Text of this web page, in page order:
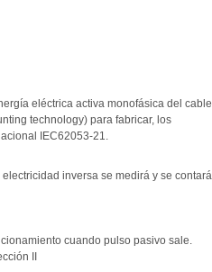
eléctrica activa monofásica del cable
technology) para fabricar, los
IEC62053-21.
inversa se medirá y se contará
cuando pulso pasivo sale.
II